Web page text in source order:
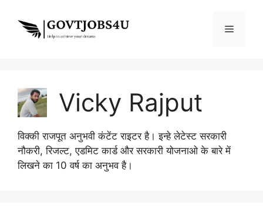
content
Menu
Vicky Rajput
विक्की राजपूत अनुभवी कंटेंट राइटर है। इन्हे लेटेस्ट सरकारी
नौकरी, रिजल्ट, एडमिट कार्ड और सरकारी योजनाओ के बारे में
लिखने का 10 वर्ष का अनुभव है।